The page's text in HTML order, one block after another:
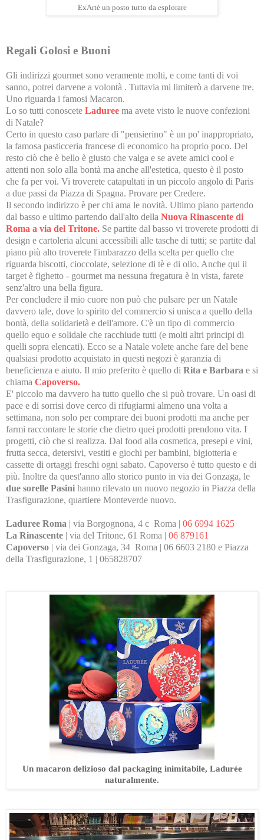
ExArtè un posto tutto da esplorare
Regali Golosi e Buoni
Gli indirizzi gourmet sono veramente molti, e come tanti di voi
sanno, potrei darvene a volontà . Tuttavia mi limiterò a darvene tre.
Uno riguarda i famosi Macaron.
Lo so tutti conoscete Laduree ma avete visto le nuove confezioni
di Natale?
Certo in questo caso parlare di "pensierino" è un po' inappropriato,
la famosa pasticceria francese di economico ha proprio poco. Del
resto ciò che è bello è giusto che valga e se avete amici cool e
attenti non solo alla bontà ma anche all'estetica, questo è il posto
che fa per voi. Vi troverete catapultati in un piccolo angolo di Paris
a due passi da Piazza di Spagna. Provare per Credere.
Il secondo indirizzo è per chi ama le novità. Ultimo piano partendo
dal basso e ultimo partendo dall'alto della Nuova Rinascente di
Roma a via del Tritone. Se partite dal basso vi troverete prodotti di
design e cartoleria alcuni accessibili alle tasche di tutti; se partite dal
piano più alto troverete l'imbarazzo della scelta per quello che
riguarda biscotti, cioccolate, selezione di tè e di olio. Anche qui il
target è fighetto - gourmet ma nessuna fregatura è in vista, farete
senz'altro una bella figura.
Per concludere il mio cuore non può che pulsare per un Natale
davvero tale, dove lo spirito del commercio si unisca a quello della
bontà, della solidarietà e dell'amore. C'è un tipo di commercio
quello equo e solidale che racchiude tutti (e molti altri principi di
quelli sopra elencati). Ecco se a Natale volete anche fare del bene
qualsiasi prodotto acquistato in questi negozi è garanzia di
beneficienza e aiuto. Il mio preferito è quello di Rita e Barbara e si
chiama Capoverso.
E' piccolo ma davvero ha tutto quello che si può trovare. Un oasi di
pace e di sorrisi dove cerco di rifugiarmi almeno una volta a
settimana, non solo per comprare dei buoni prodotti ma anche per
farmi raccontare le storie che dietro quei prodotti prendono vita. I
progetti, ciò che si realizza. Dal food alla cosmetica, presepi e vini,
frutta secca, detersivi, vestiti e giochi per bambini, bigiotteria e
cassette di ortaggi freschi ogni sabato. Capoverso è tutto questo e di
più. Inoltre da quest'anno allo storico punto in via dei Gonzaga, le
due sorelle Pasini hanno rilevato un nuovo negozio in Piazza della
Trasfigurazione, quartiere Monteverde nuovo.
Laduree Roma | via Borgognona, 4 c Roma | 06 6994 1625
La Rinascente | via del Tritone, 61 Roma | 06 879161
Capoverso | via dei Gonzaga, 34 Roma | 06 6603 2180 e Piazza
della Trasfigurazione, 1 | 065828707
Un macaron delizioso dal packaging inimitabile, Ladurée
naturalmente.